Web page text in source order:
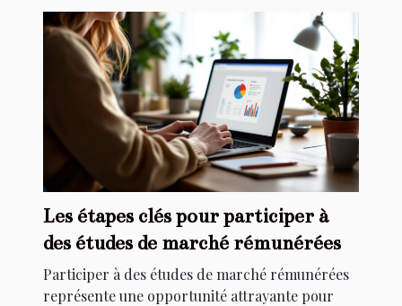
Les étapes clés pour participer à
des études de marché rémunérées
Participer à des études de marché rémunérées
représente une opportunité attrayante pour